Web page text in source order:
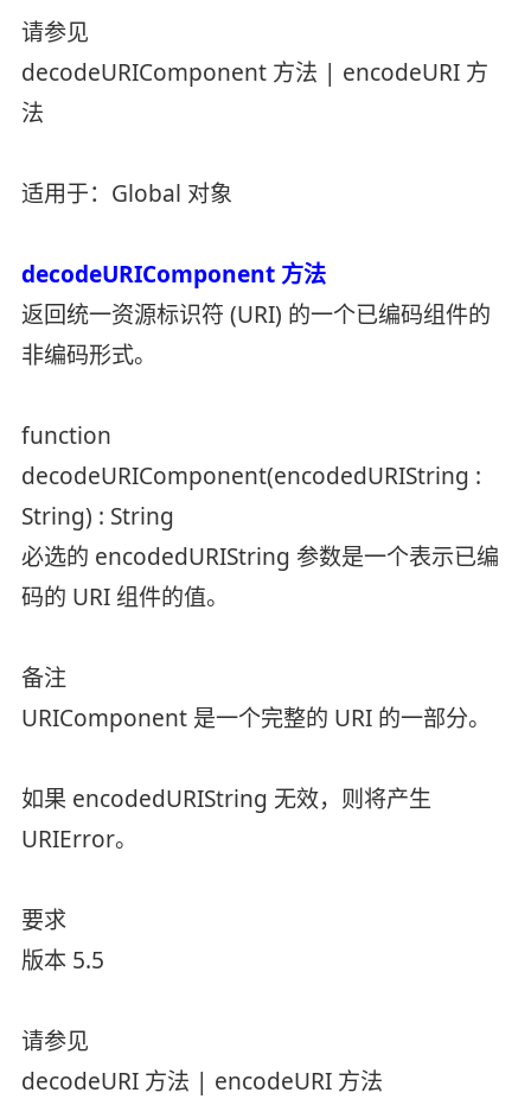
请参见
decodeURIComponent 方法 | encodeURI 方
法
适用于：Global 对象
decodeURIComponent 方法
返回统一资源标识符 (URI) 的一个已编码组件的
非编码形式。
function
decodeURIComponent(encodedURIString :
String) : String
必选的 encodedURIString 参数是一个表示已编
码的 URI 组件的值。
备注
URIComponent 是一个完整的 URI 的一部分。
如果 encodedURIString 无效，则将产生
URIError。
要求
版本 5.5
请参见
decodeURI 方法 | encodeURI 方法